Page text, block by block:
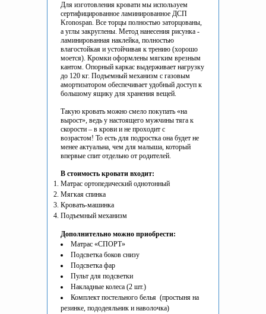
Для изготовления кровати мы используем
сертифицированное ламинированное ДСП
Kronospan. Все торцы полностью заторцованы,
а углы закруглены. Метод нанесения рисунка -
ламинированная наклейка, полностью
влагостойкая и устойчивая к трению (хорошо
моется). Кромки оформлены мягким врезным
кантом. Опорный каркас выдерживает нагрузку
до 120 кг. Подъемный механизм с газовым
амортизатором обеспечивает удобный доступ к
большому ящику для хранения вещей.
Такую кровать можно смело покупать «на
вырост», ведь у настоящего мужчины тяга к
скорости – в крови и не проходит с
возрастом! То есть для подростка она будет не
менее актуальна, чем для малыша, который
впервые спит отдельно от родителей.
В стоимость кровати входит:
Матрас ортопедический однотонный
Мягкая спинка
Кровать-машинка
Подъемный механизм
Дополнительно можно приобрести:
Матрас «СПОРТ»
Подсветка боков снизу
Подсветка фар
Пульт для подсветки
Накладные колеса (2 шт.)
Комплект постельного белья (простыня на
резинке, пододеяльник и наволочка)